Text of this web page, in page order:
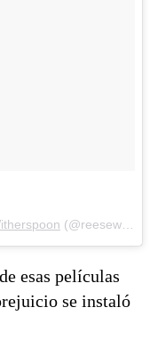
(@reesewitherspoon) el
esas películas
se instaló